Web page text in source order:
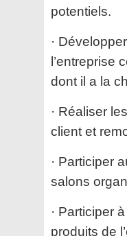
potentiels.
·
l’entreprise
dont il a la
· Réaliser
client et
· Participer
salons
· Participer
produits de